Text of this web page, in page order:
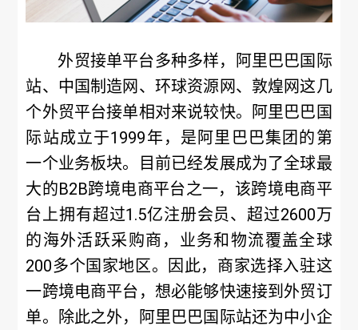
外贸接单平台多种多样，阿里巴巴国际
站、中国制造网、环球资源网、敦煌网这几
个外贸平台接单相对来说较快。阿里巴巴国
际站成立于1999年，是阿里巴巴集团的第
一个业务板块。目前已经发展成为了全球最
大的B2B跨境电商平台之一，该跨境电商平
台上拥有超过1.5亿注册会员、超过2600万
的海外活跃采购商，业务和物流覆盖全球
200多个国家地区。因此，商家选择入驻这
一跨境电商平台，想必能够快速接到外贸订
单。除此之外，阿里巴巴国际站还为中小企